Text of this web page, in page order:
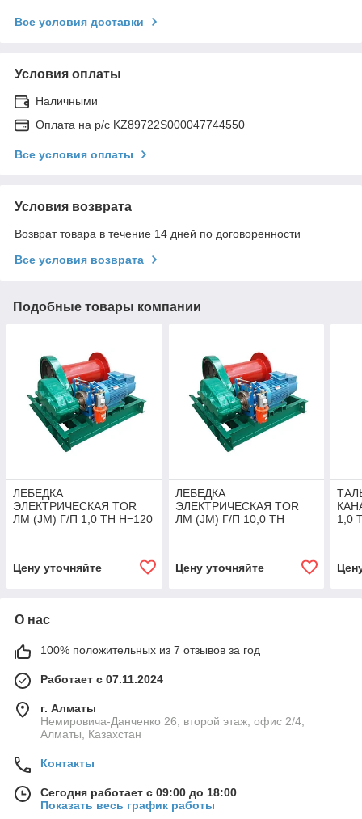
Все условия доставки
Условия оплаты
Наличными
Оплата на р/с KZ89722S000047744550
Все условия оплаты
Условия возврата
Возврат товара в течение 14 дней по договоренности
Все условия возврата
Подобные товары компании
ЛЕБЕДКА
ЭЛЕКТРИЧЕСКАЯ TOR
ЛМ (JM) Г/П 1,0 ТН Н=120
Цену уточняйте
ЛЕБЕДКА
ЭЛЕКТРИЧЕСКАЯ TOR
ЛМ (JM) Г/П 10,0 ТН
Цену уточняйте
1,0
О нас
100% положительных из 7 отзывов за год
Работает с 07.11.2024
г. Алматы
Немировича-Данченко 26, второй этаж, офис 2/4,
Алматы, Казахстан
Контакты
Сегодня работает с 09:00 до 18:00
Показать весь график работы